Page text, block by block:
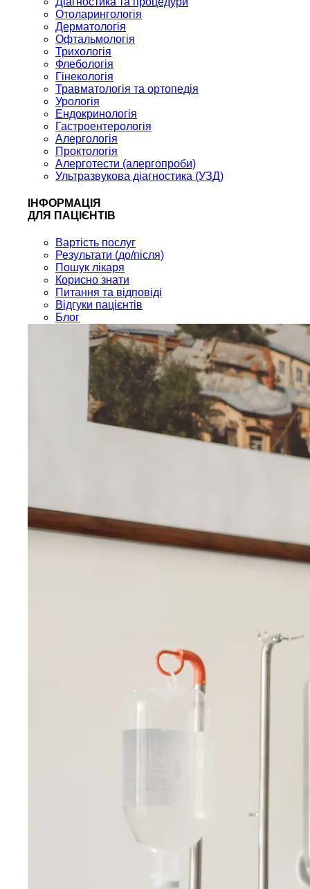
Отоларингологія
Дерматологія
Офтальмологія
Трихологія
Флебологія
Гінекологія
Травматологія та ортопедія
Урологія
Ендокринологія
Гастроентерологія
Алергологія
Проктологія
Алерготести (алергопроби)
Ультразвукова діагностика (УЗД)
ІНФОРМАЦІЯ
ДЛЯ ПАЦІЄНТІВ
Вартість послуг
Результати (до/після)
Пошук лікаря
Корисно знати
Питання та відповіді
Відгуки пацієнтів
Блог